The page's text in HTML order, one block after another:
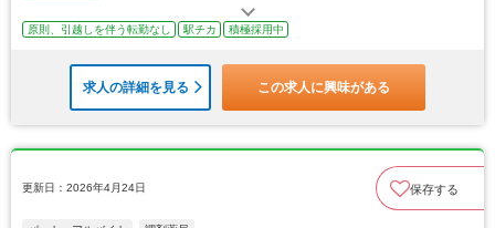
原則、引越しを伴う転勤なし 駅チカ 積極採用中
求人の詳細を見る この求人に興味がある
更新日：2026年4月24日 保存する